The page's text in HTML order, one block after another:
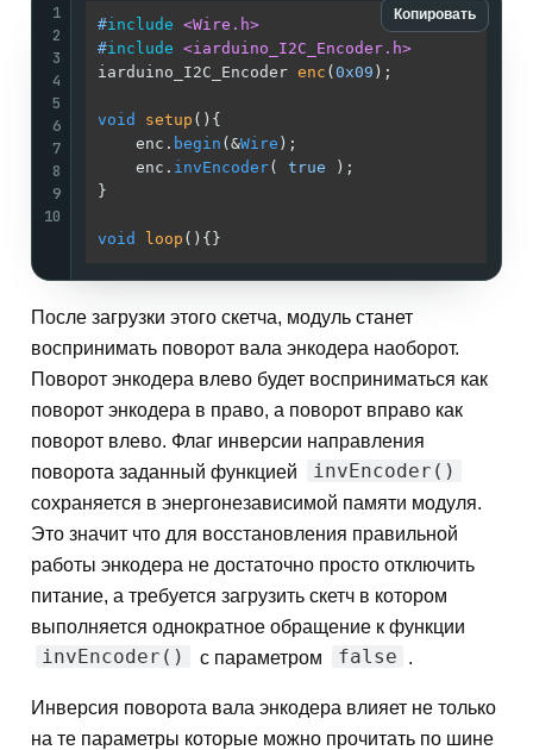
Копировать
1
2
3
4
5
6
7
8
9
10
#include <Wire.h>
#include <iarduino_I2C_Encoder.h>
iarduino_I2C_Encoder enc ( 0x09 )
void setup ()
    enc.
begin (&Wire
    enc.
invEncoder( true
void loop ()
После загрузки этого скетча, модуль станет
воспринимать поворот вала энкодера наоборот.
Поворот энкодера влево будет восприниматься как
поворот энкодера в право, а поворот вправо как
поворот влево. Флаг инверсии направления
поворота заданный функцией
invEncoder()
сохраняется в энергонезависимой памяти модуля.
Это значит что для восстановления правильной
работы энкодера не достаточно просто отключить
питание, а требуется загрузить скетч в котором
выполняется однократное обращение к функции
invEncoder() с параметром false .
Инверсия поворота вала энкодера влияет не только
на те параметры которые можно прочитать по шине